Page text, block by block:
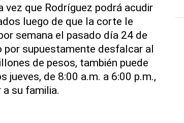
que Rodríguez podrá acudir
luego de que la corte le
semana el pasado día 24 de
por supuestamente desfalcar al
de pesos, también puede
jueves, de 8:00 a.m. a 6:00 p.m.,
su familia.